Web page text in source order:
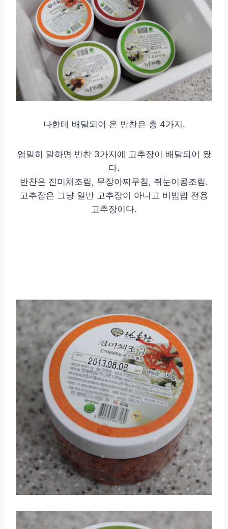
나한테 배달되어 온 반찬은 총 4가지.
엄밀히 말하면 반찬 3가지에 고추장이 배달되어 왔
다.
반찬은 진미채조림, 무장아찌무침, 쥐눈이콩조림.
고추장은 그냥 일반 고추장이 아니고 비빔밥 전용
고추장이다.